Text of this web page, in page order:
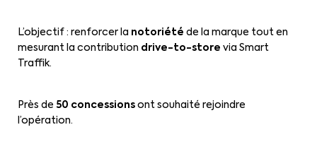
L’objectif : renforcer la notoriété de la marque tout en
mesurant la contribution drive-to-store via Smart
Traffik.
Près de 50 concessions ont souhaité rejoindre
l’opération.